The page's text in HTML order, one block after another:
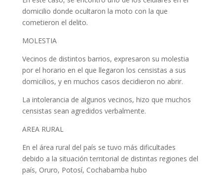
domicilio donde ocultaron la moto con la que
cometieron el delito.
MOLESTIA
Vecinos de distintos barrios, expresaron su molestia
por el horario en el que llegaron los censistas a sus
domicilios, y en muchos casos decidieron no abrir.
La intolerancia de algunos vecinos, hizo que muchos
censistas sean agredidos verbalmente.
AREA RURAL
En el área rural del país se tuvo más dificultades
debido a la situación territorial de distintas regiones del
país, Oruro, Potosí, Cochabamba hubo